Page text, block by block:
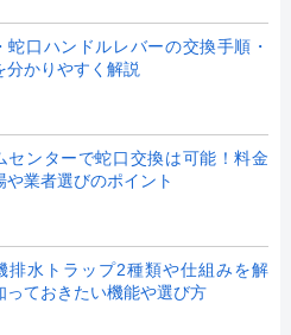
蛇口ハンドルレバーの交換手順・
分かりやすく解説
センターで蛇口交換は可能！料金
や業者選びのポイント
排水トラップ2種類や仕組みを解
っておきたい機能や選び方